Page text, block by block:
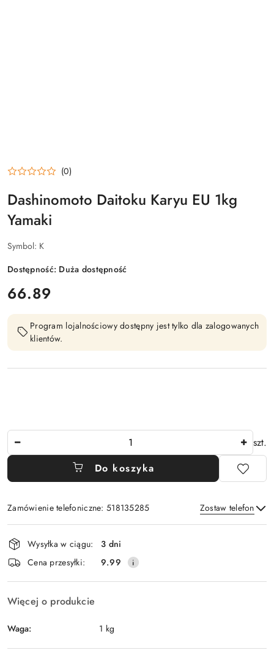
(0)
Dashinomoto Daitoku Karyu EU 1kg
Yamaki
Symbol: K
Dostępność: Duża dostępność
cena:
66.89
Program lojalnościowy dostępny jest tylko dla zalogowanych
klientów.
szt.
Do koszyka
Zamówienie telefoniczne: 518135285 Zostaw telefon
Wyślij
Dostępność
i
dostawa
Wysyłka w ciągu:
3 dni
Cena przesyłki:
9.99
Więcej o produkcie
Waga: 1 kg